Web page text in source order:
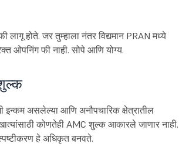
लागू होते. जर तुम्हाला नंतर विद्यमान PRAN मध्ये
ओपनिंग फी नाही. सोपे आणि योग्य.
इन्कम असलेल्या आणि अनौपचारिक क्षेत्रातील
कोणतेही AMC शुल्क आकारले जाणार नाही.
हे अधिकृत बनवते.